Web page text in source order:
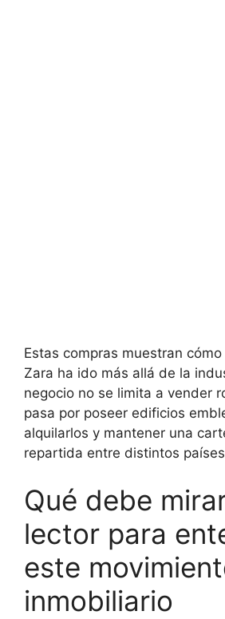
Estas compras muestran
Zara ha ido más allá de la
negocio no se limita a vender
pasa por poseer edificios
alquilarlos y mantener una
repartida entre distintos
Qué debe
lector para
este
inmobiliario